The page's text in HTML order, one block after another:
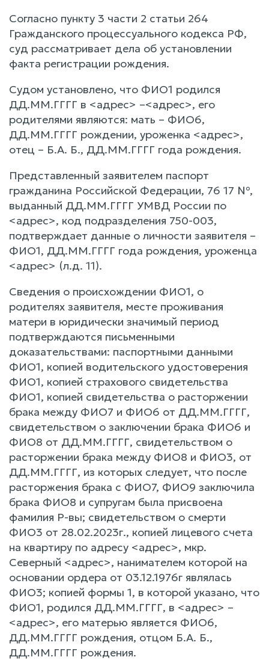
Согласно пункту 3 части 2 статьи 264
Гражданского процессуального кодекса РФ,
суд рассматривает дела об установлении
факта регистрации рождения.
Судом установлено, что ФИО1 родился
ДД.ММ.ГГГГ в <адрес> –<адрес>, его
родителями являются: мать – ФИО6,
ДД.ММ.ГГГГ рождении, уроженка <адрес>,
отец – Б.А. Б., ДД.ММ.ГГГГ года рождения.
Представленный заявителем паспорт
гражданина Российской Федерации, 76 17 №,
выданный ДД.ММ.ГГГГ УМВД России по
<адрес>, код подразделения 750-003,
подтверждает данные о личности заявителя –
ФИО1, ДД.ММ.ГГГГ года рождения, уроженца
<адрес> (л.д. 11).
Сведения о происхождении ФИО1, о
родителях заявителя, месте проживания
матери в юридически значимый период
подтверждаются письменными
доказательствами: паспортными данными
ФИО1, копией водительского удостоверения
ФИО1, копией страхового свидетельства
ФИО1, копией свидетельства о расторжении
брака между ФИО7 и ФИО6 от ДД.ММ.ГГГГ,
свидетельством о заключении брака ФИО6 и
ФИО8 от ДД.ММ.ГГГГ, свидетельством о
расторжении брака между ФИО8 и ФИО3, от
ДД.ММ.ГГГГ, из которых следует, что после
расторжения брака с ФИО7, ФИО9 заключила
брака ФИО8 и супругам была присвоена
фамилия Р-вы; свидетельством о смерти
ФИО3 от 28.02.2023г., копией лицевого счета
на квартиру по адресу <адрес>, мкр.
Северный <адрес>, нанимателем которой на
основании ордера от 03.12.1976г являлась
ФИО3; копией формы 1, в которой указано, что
ФИО1, родился ДД.ММ.ГГГГ, в <адрес> –
<адрес>, его матерью является ФИО6,
ДД.ММ.ГГГГ рождения, отцом Б.А. Б.,
ДД.ММ.ГГГГ рождения.